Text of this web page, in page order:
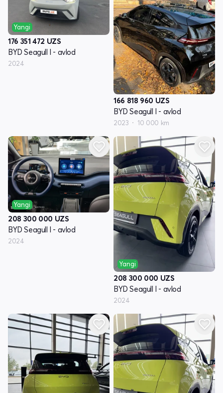
Yangi
176 351 472 UZS
BYD Seagull I - avlod
2024
166 818 960 UZS
BYD Seagull I - avlod
2023 10 000 km
Yangi
208 300 000 UZS
BYD Seagull I - avlod
2024
Yangi
208 300 000 UZS
BYD Seagull I - avlod
2024